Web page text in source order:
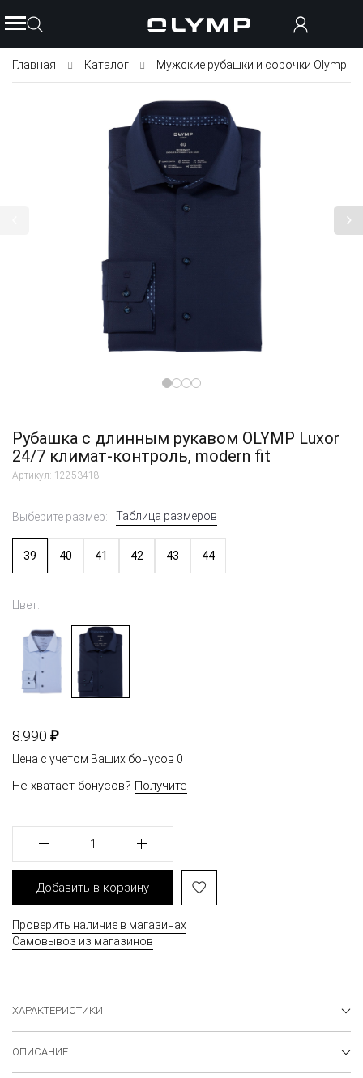
Главная Каталог Мужские рубашки и сорочки Olymp
Рубашка с длинным рукавом OLYMP Luxor
24/7 климат-контроль, modern fit
Артикул: 12253418
Выберите размер: Таблица размеров
39 40 41 42 43 44
Цвет:
8.990 ₽
Цена с учетом Ваших бонусов 0
Не хватает бонусов? Получите
1
Добавить в корзину
Проверить наличие в магазинах
Самовывоз из магазинов
ХАРАКТЕРИСТИКИ
ОПИСАНИЕ